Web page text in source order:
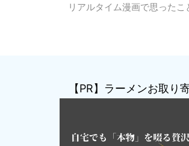
リアルタイム漫画で思ったこ
【PR】ラーメンお取り